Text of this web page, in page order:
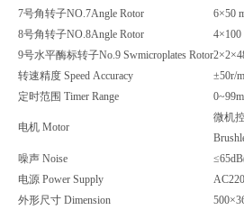
7号角转子NO.7Angle Rotor 6×50
8号角转子NO.8Angle Rotor 4×100
9号水平酶标转子No.9 Swmicroplates Rotor2×2×
转速精度 Speed Accuracy ±50r/
定时范围 Timer Range
电机 Motor
微机
噪声 Noise ≤
电源 Power Supply
外形尺寸 Dimension 500×